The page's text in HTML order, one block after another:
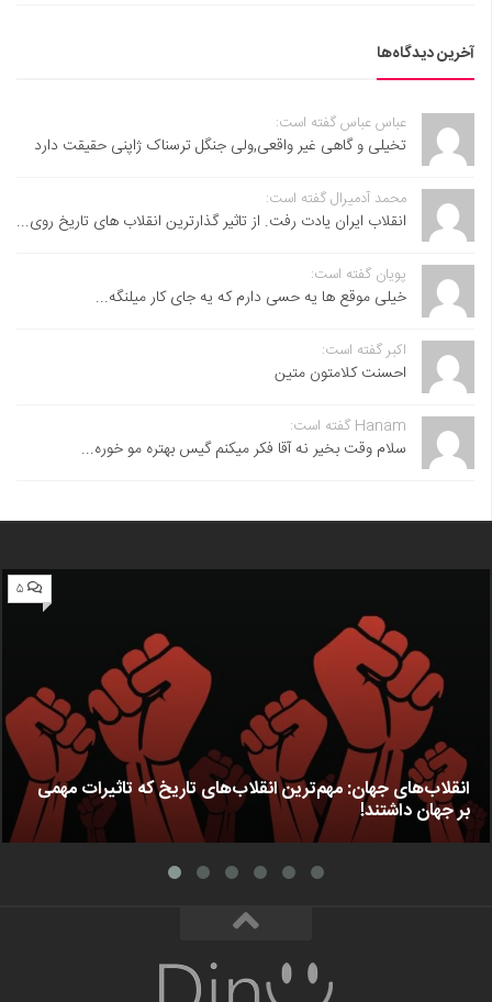
آخرین دیدگاه‌ها
عباس عباس گفته است:
تخیلی و گاهی غیر واقعی,ولی جنگل ترسناک ژاپنی حقیقت دارد
محمد آدمیرال گفته است:
انقلاب ایران یادت رفت. از تاثیر گذارترین انقلاب های تاریخ روی...
پویان گفته است:
خیلی موقع ها یه حسی دارم که یه جای کار میلنگه...
اکبر گفته است:
احسنت ‌کلامتون متین
Hanam گفته است:
سلام وقت بخیر نه آقا فکر میکنم گیس بهتره مو خوره...
۵
انقلاب‌های جهان: مهم‌ترین انقلاب‌های تاریخ که تاثیرات مهمی
بر جهان داشتند!